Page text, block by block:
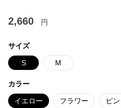
2,660 円
サイズ
S M
カラー
イエロー フラワー ピン